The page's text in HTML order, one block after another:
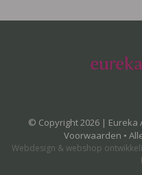
© Copyright 2026 | Eureka
Voorwaarden •
Webdesign & webshop